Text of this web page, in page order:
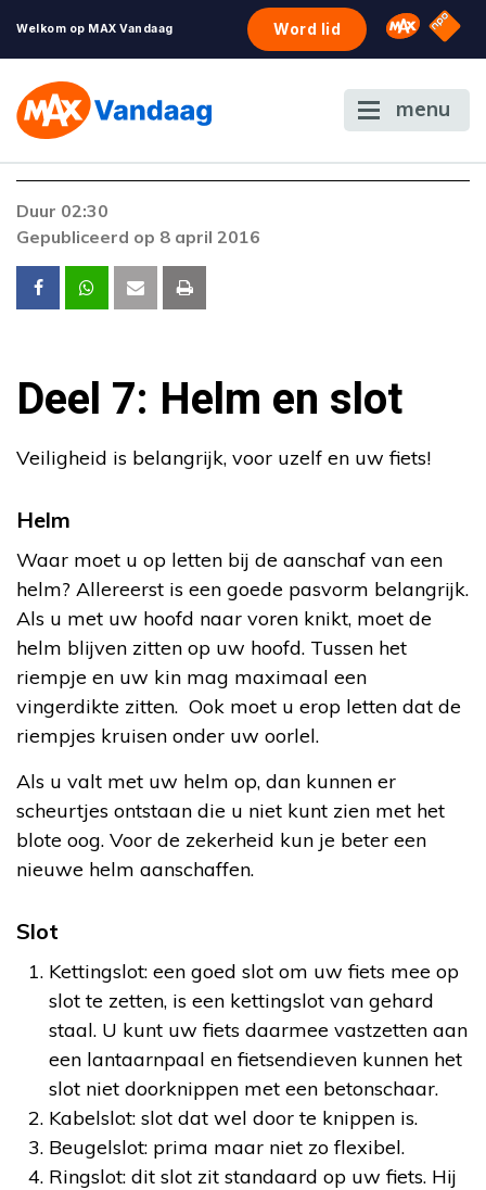
Welkom op MAX Vandaag Word lid Omroep
NPO
menu
Duur 02:30
Gepubliceerd op 8 april 2016
Deel 7: Helm en slot
Veiligheid is belangrijk, voor uzelf en uw fiets!
Helm
Waar moet u op letten bij de aanschaf van een
helm? Allereerst is een goede pasvorm belangrijk.
Als u met uw hoofd naar voren knikt, moet de
helm blijven zitten op uw hoofd. Tussen het
riempje en uw kin mag maximaal een
vingerdikte zitten. Ook moet u erop letten dat de
riempjes kruisen onder uw oorlel.
Als u valt met uw helm op, dan kunnen er
scheurtjes ontstaan die u niet kunt zien met het
blote oog. Voor de zekerheid kun je beter een
nieuwe helm aanschaffen.
Slot
Kettingslot: een goed slot om uw fiets mee op
slot te zetten, is een kettingslot van gehard
staal. U kunt uw fiets daarmee vastzetten aan
een lantaarnpaal en fietsendieven kunnen het
slot niet doorknippen met een betonschaar.
Kabelslot: slot dat wel door te knippen is.
Beugelslot: prima maar niet zo flexibel.
Ringslot: dit slot zit standaard op uw fiets. Hij